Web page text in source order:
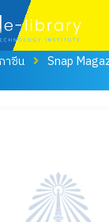
าซีน
Snap